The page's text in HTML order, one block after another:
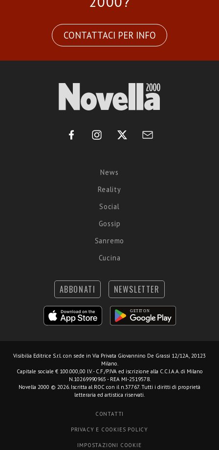
CONTATTACI PER INFO
News
Reality
Social
Gossip
Sanremo
Cucina
ABBONATI NEWSLETTER
Visibilia Editrice S.r.l. con sede in Via Privata Giovannino De Grassi 12/12A, 20123
Milano.
Capitale sociale € 100.000,00 I.V. - C.F./P.IVA ed iscrizione alla C.C.I.A.A. di Milano
N.10269990965 - REA MI-2519578.
Novella 2000 © 2026. Iscritta al ROC con il n.37767. Tutti i diritti di proprietà
letteraria ed artistica riservati.
CONTATTI
PRIVACY E COOKIES POLICY
IMPOSTAZIONI COOKIE